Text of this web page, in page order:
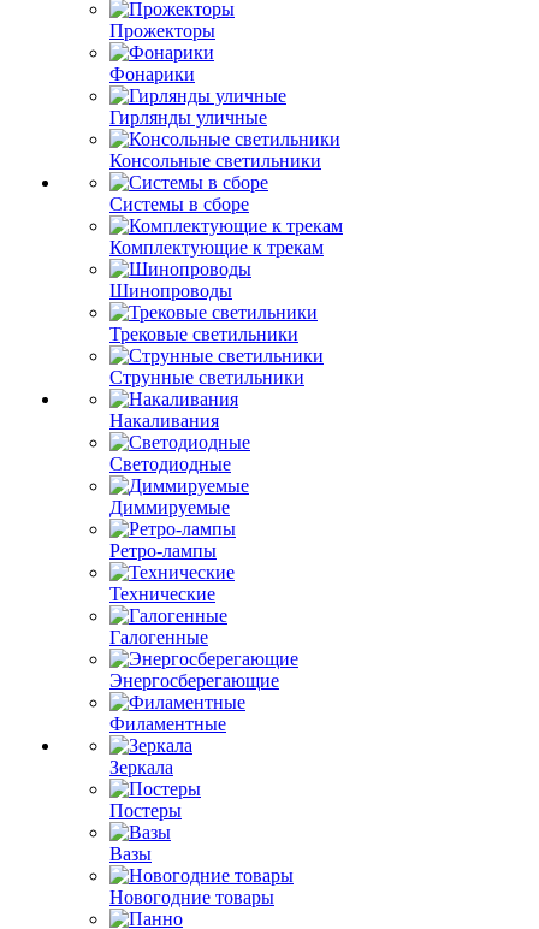
Прожекторы
Фонарики
Гирлянды уличные
Консольные светильники
Системы в сборе
Комплектующие к трекам
Шинопроводы
Трековые светильники
Струнные светильники
Накаливания
Светодиодные
Диммируемые
Ретро-лампы
Технические
Галогенные
Энергосберегающие
Филаментные
Зеркала
Постеры
Вазы
Новогодние товары